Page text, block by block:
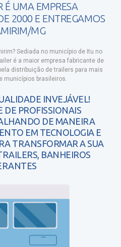
É UMA EMPRESA
2000 E ENTREGAMOS
MG
Sediada no município de Itu no
é a maior empresa fabricante de
distribuição de trailers para mais
municípios brasileiros.
INVEJÁVEL!
DE PROFISSIONAIS
DE MANEIRA
EM TECNOLOGIA E
TRANSFORMAR A SUA
BANHEIROS